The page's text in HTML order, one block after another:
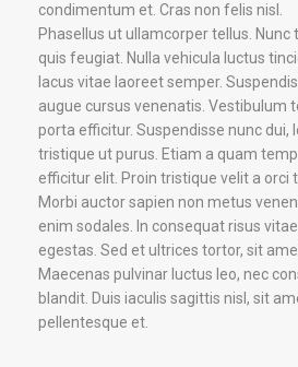
condimentum et. Cras non felis nisl.
Phasellus ut ullamcorper tellus. Nunc
quis feugiat. Nulla vehicula luctus
lacus vitae laoreet semper.
augue cursus venenatis. Vestibulum
porta efficitur. Suspendisse nunc dui,
tristique ut purus. Etiam a quam
efficitur elit. Proin tristique velit a orci
Morbi auctor sapien non metus
enim sodales. In consequat risus
egestas. Sed et ultrices tortor, sit
Maecenas pulvinar luctus leo, nec
blandit. Duis iaculis sagittis nisl, sit
pellentesque et.